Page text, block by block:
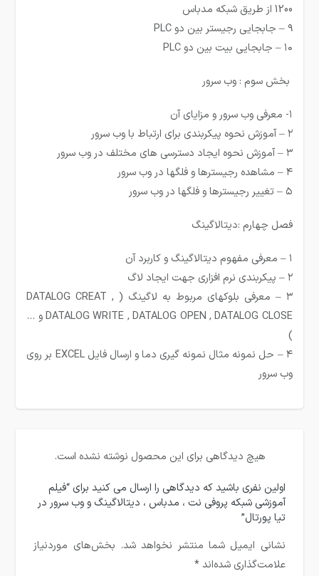
1200 از طریق شبکه مدباس
۹ – جابجایی رجیستر بین دو PLC
۱۰ – جابجایی بیت بین دو PLC
بخش سوم : وب سرور
۱- معرفی وب سرور و مزایای آن
۲ – آموزش نحوه پیکربندی برای ارتباط با وب سرور
۳ – آموزش نحوه ایجاد دسترسی های مختلف در وب سرور
۴ – مشاهده رجیسترها و فلگها در وب سرور
۵ – تغییر رجیسترها و فلگها در وب سرور
فصل چهارم :دیتالاگینگ
۱ – معرفی مفهوم دیتالاگینگ و کاربرد آن
۲ – پیکربندی نرم افزاری جهت ایجاد لاگ
۳ – معرفی بلوکهای مربوط به لاگینگ ( DATALOG CREAT ,
DATALOG WRITE , DATALOG OPEN , DATALOG CLOSE و …
)
۴ – حل نمونه مثال نمونه گیری دما و ارسال فایل EXCEL بر روی
وب سرور
هیچ دیدگاهی برای این محصول نوشته نشده است.
اولین نفری باشید که دیدگاهی را ارسال می کنید برای “فیلم
آموزشی شبکه پروفی نت ، مدباس ، دیتالاگینگ و وب سرور در
تیا پورتال”
نشانی ایمیل شما منتشر نخواهد شد. بخش‌های موردنیاز
علامت‌گذاری شده‌اند*